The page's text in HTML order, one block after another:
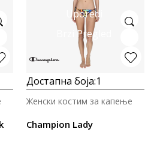
Uporedi
Brzi Pregled
Достапна боја:1
Champion Lady
Женски костим за капење